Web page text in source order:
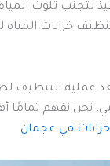
لتجنب تلوث
خزانات المياه
عملية التنظيف
نحن نفهم
في عجمان